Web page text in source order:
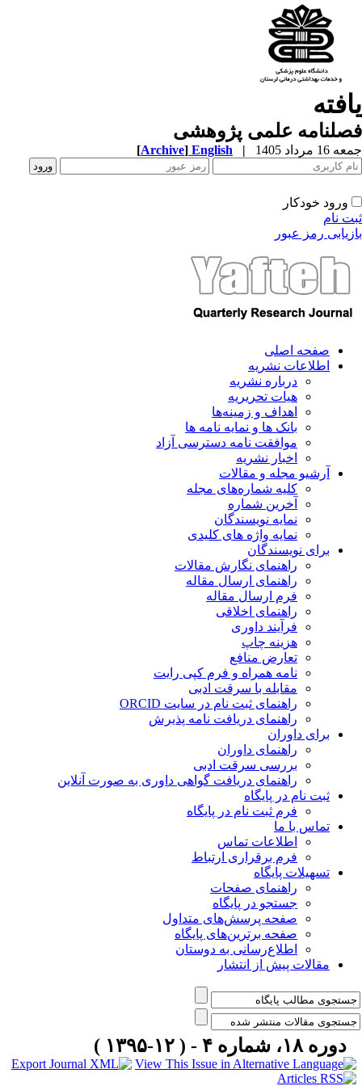
علمی پژوهشی
مرداد 1405 |
English
[Archive]
ورود خودکار
نام
رمز عبور
صفحه اصلی
اطلاعات نشریه
درباره نشریه
هیات تحریریه
اهداف و زمینه‌ها
بانک ها و نمایه نامه ها
موافقت نامه دسترسی آزاد
اخبار نشریه
آرشیو مجله و مقالات
کلیه شماره‌های مجله
آخرین شماره
نمایه نویسندگان
نمایه واژه های کلیدی
برای نویسندگان
راهنمای نگارش مقالات
راهنمای ارسال مقاله
فرم ارسال مقاله
راهنمای اخلاقی
فرآیند داوری
هزینه چاپ
تعارض منافع
نامه همراه و فرم کپی رایت
مقابله با سرقت ادبی
راهنمای ثبت نام در سایت ORCID
راهنمای دریافت نامه پذیرش
برای داوران
راهنمای داوران
بررسی سرقت ادبی
راهنمای دریافت گواهی داوری به صورت آنلاین
ثبت نام در پایگاه
فرم ثبت نام در پایگاه
تماس با ما
اطلاعات تماس
فرم برقراری ارتباط
تسهیلات پایگاه
راهنمای صفحات
جستجو در پایگاه
صفحه پرسش‌های متداول
صفحه برترین‌های پایگاه
اطلاع‌رسانی به دوستان
مقالات پیش از انتشار
دوره ۱۸، شماره ۴ - ( ۱۲-۱۳۹۵ )